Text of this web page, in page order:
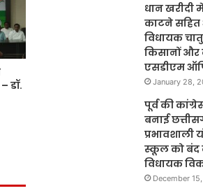
डॉ.
धान खरीदी
काटने सहित
विधायक
किसानों और
एसडीएम
January 28,
पूर्व की
बनाई
प्रभावशाली
स्कूल को बंद
विधायक
December